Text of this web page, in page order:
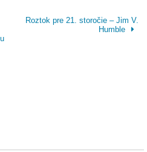
Roztok pre 21. storočie – Jim V.
Humble